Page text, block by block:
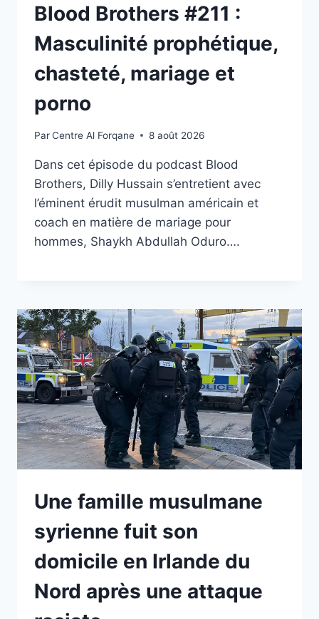
Blood Brothers #211 :
Masculinité prophétique,
chasteté, mariage et
porno
ParCentre Al Forqane 8 août 2026
Dans cet épisode du podcast Blood
Brothers, Dilly Hussain s’entretient avec
l’éminent érudit musulman américain et
coach en matière de mariage pour
hommes, Shaykh Abdullah Oduro….
Une famille musulmane
syrienne fuit son
domicile en Irlande du
Nord après une attaque